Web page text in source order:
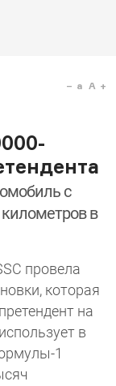
a A
с
в
провела
которая
на
в
1